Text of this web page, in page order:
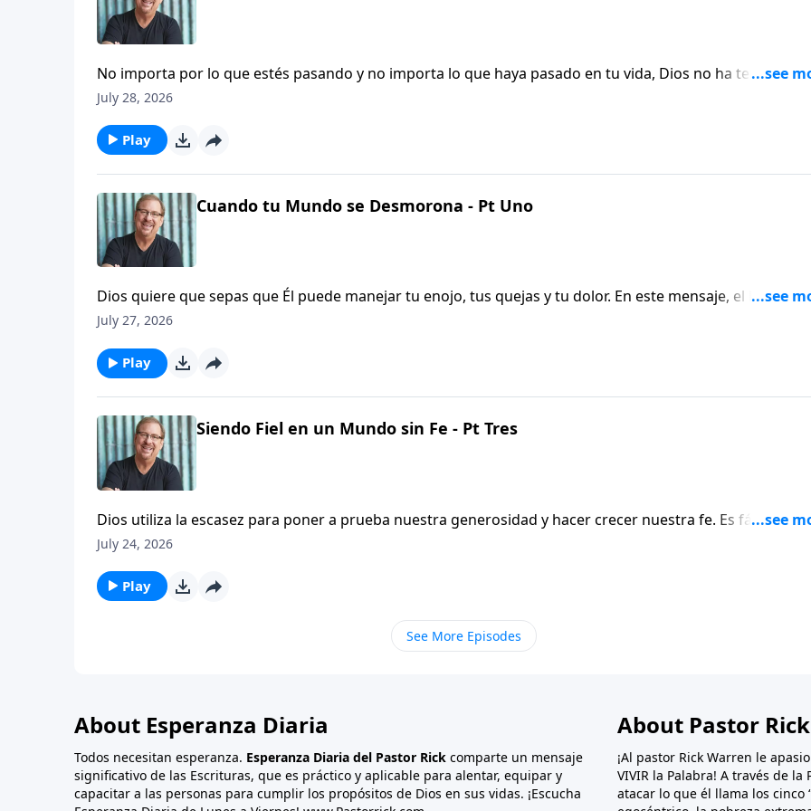
No importa por lo que estés pasando y no importa lo que haya pasado en tu vida, Dios no ha terminado
contigo. No tienes que tener miedo. Él nunca va a dejarte o abandonarte. En este mensaje, el Pastor Rick
July 28, 2026
Play
Cuando tu Mundo se Desmorona - Pt Uno
Dios quiere que sepas que Él puede manejar tu enojo, tus quejas y tu dolor. En este mensaje, el Pastor
enseña que si no hablamos de nuestras emociones con Dios, terminaremos desahogándolas en otra
ser franco y honesto con Dios acerca de cómo te sientes.
July 27, 2026
Play
Siendo Fiel en un Mundo sin Fe - Pt Tres
Dios utiliza la escasez para poner a prueba nuestra generosidad y hacer crecer nuestra fe. Es fácil ser
generoso cuando se tiene mucho. Pero las personas fieles son generosas incluso cuando no tienen
enseña que cuando haces todo lo que Dios te dice que hagas, Él hace lo que tú no puedes, y te lo
en abundancia.
July 24, 2026
Play
See More Episodes
About Esperanza Diaria
Todos necesitan esperanza. Esperanza Diaria del Pastor Rick comparte un mensaje
significativo de las Escrituras, que es práctico y aplicable para alentar, equipar y
capacitar a las personas para cumplir los propósitos de Dios en sus vidas. ¡Escucha
About Pastor
¡Al pastor Rick Warren le
VIVIR la Palabra! A través de
atacar lo que él llama los cinco